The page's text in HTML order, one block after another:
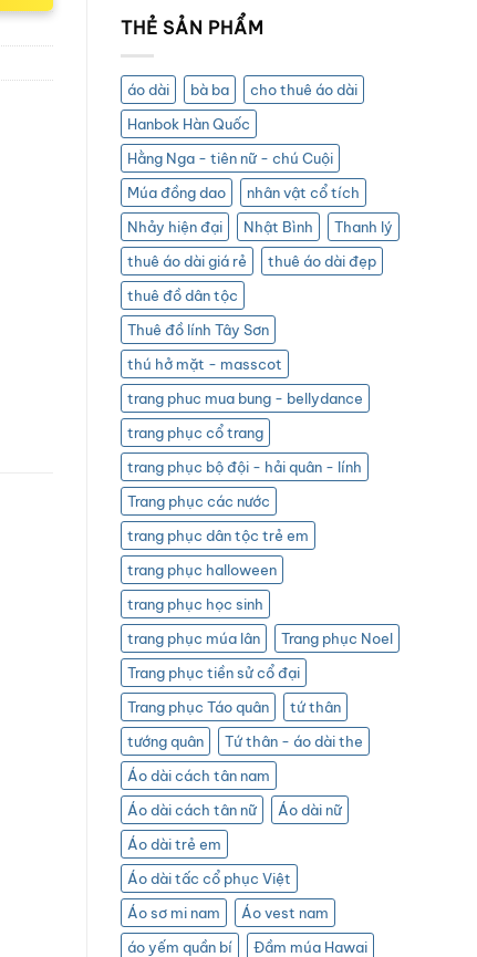
THẺ SẢN PHẨM
áo dài bà ba
cho thuê áo dài
Hanbok Hàn Quốc
Hằng Nga - tiên nữ - chú Cuội
Múa đồng dao
nhân vật cổ tích
Nhảy hiện đại
Nhật Bình
Thanh lý
thuê áo dài giá rẻ
thuê áo dài đẹp
thuê đồ dân tộc
Thuê đồ lính Tây Sơn
thú hở mặt - masscot
trang phuc mua bung - bellydance
trang phục cổ trang
trang phục bộ đội - hải quân - lính
Trang phục các nước
trang phục dân tộc trẻ em
trang phục halloween
trang phục học sinh
trang phục múa lân
Trang phục Noel
Trang phục tiền sử cổ đại
Trang phục Táo quân
tứ thân
tướng quân
Tứ thân - áo dài the
Áo dài cách tân nam
Áo dài cách tân nữ
Áo dài nữ
Áo dài trẻ em
Áo dài tấc cổ phục Việt
Áo sơ mi nam
Áo vest nam
áo yếm quần bí
Đầm múa Hawai